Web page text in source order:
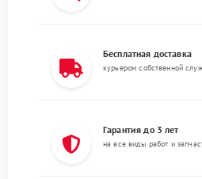
Бесплатная доставка
курьером собственной
Гарантия до 3 лет
на все виды работ и